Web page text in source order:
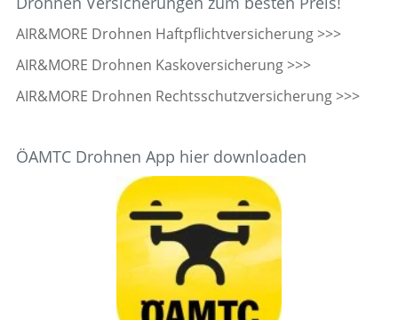
AIR&MORE Drohnen Haftpflichtversicherung >>>
AIR&MORE Drohnen Kaskoversicherung >>>
AIR&MORE Drohnen Rechtsschutzversicherung >>>
ÖAMTC Drohnen App hier downloaden